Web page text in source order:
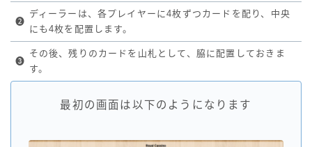
❷
ディーラーは、各プレイヤーに4枚ずつカードを配り、中央
にも4枚を配置します。
❸
その後、残りのカードを山札として、脇に配置しておきま
す。
最初の画面は以下のようになります